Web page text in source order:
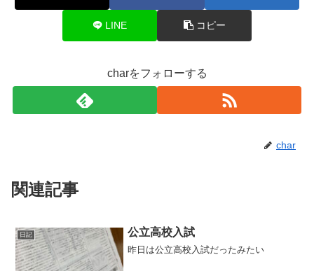
LINE コピー
charをフォローする
char
関連記事
日記 公立高校入試
昨日は公立高校入試だったみたい